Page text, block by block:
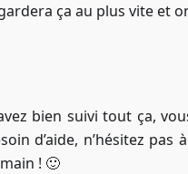
ça au plus vite et
bien suivi tout ça,
d’aide, n’hésitez
! 🙂